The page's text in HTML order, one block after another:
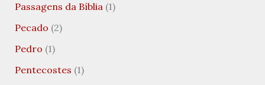
Passagens da Bíblia(1)
Pecado (2)
Pedro (1)
Pentecostes (1)